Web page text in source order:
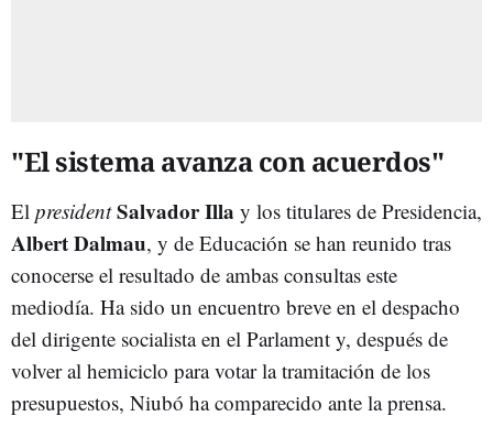
"El sistema avanza con acuerdos"
El presidentSalvador Illa y los titulares de Presidencia,
Albert Dalmau, y de Educación se han reunido tras
conocerse el resultado de ambas consultas este
mediodía. Ha sido un encuentro breve en el despacho
del dirigente socialista en el Parlament y, después de
volver al hemiciclo para votar la tramitación de los
presupuestos, Niubó ha comparecido ante la prensa.